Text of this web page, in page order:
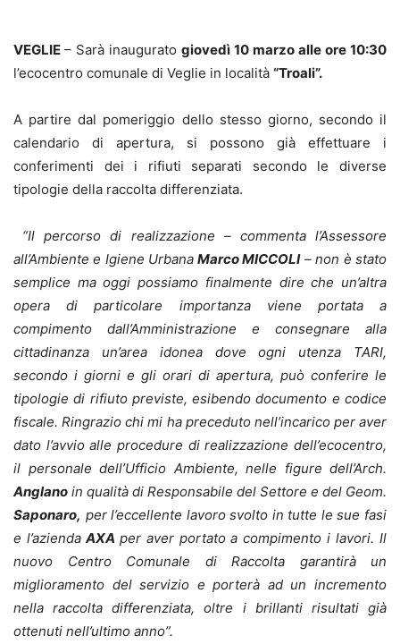
VEGLIE – Sarà inaugurato giovedì 10 marzo alle ore 10:30
l’ecocentro comunale di Veglie in località “Troali”.
A partire dal pomeriggio dello stesso giorno, secondo il
calendario di apertura, si possono già effettuare i
conferimenti dei i rifiuti separati secondo le diverse
tipologie della raccolta differenziata.
“Il percorso di realizzazione – commenta l’Assessore
all’Ambiente e Igiene Urbana Marco MICCOLI– non è stato
semplice ma oggi possiamo finalmente dire che un’altra
opera di particolare importanza viene portata a
compimento dall’Amministrazione e consegnare alla
cittadinanza un’area idonea dove ogni utenza TARI,
secondo i giorni e gli orari di apertura, può conferire le
tipologie di rifiuto previste, esibendo documento e codice
fiscale. Ringrazio chi mi ha preceduto nell’incarico per aver
dato l’avvio alle procedure di realizzazione dell’ecocentro,
il personale dell’Ufficio Ambiente, nelle figure dell’Arch.
Anglano in qualità di Responsabile del Settore e del Geom.
Saponaro, per l’eccellente lavoro svolto in tutte le sue fasi
e l’aziendaAXA per aver portato a compimento i lavori. Il
nuovo Centro Comunale di Raccolta garantirà un
miglioramento del servizio e porterà ad un incremento
nella raccolta differenziata, oltre i brillanti risultati già
ottenuti nell’ultimo anno”.